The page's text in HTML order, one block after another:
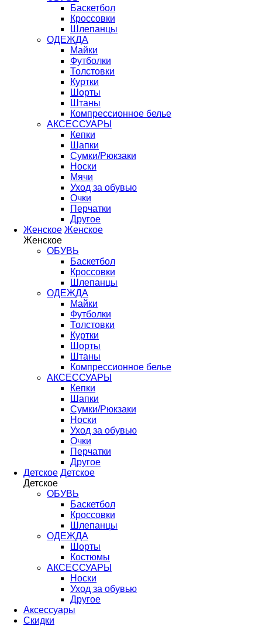
Баскетбол
Кроссовки
Шлепанцы
ОДЕЖДА
Майки
Футболки
Толстовки
Куртки
Шорты
Штаны
Компрессионное белье
АКСЕССУАРЫ
Кепки
Шапки
Сумки/Рюкзаки
Носки
Мячи
Уход за обувью
Очки
Перчатки
Другое
Женское Женское
Женское
ОБУВЬ
Баскетбол
Кроссовки
Шлепанцы
ОДЕЖДА
Майки
Футболки
Толстовки
Куртки
Шорты
Штаны
Компрессионное белье
АКСЕССУАРЫ
Кепки
Шапки
Сумки/Рюкзаки
Носки
Уход за обувью
Очки
Перчатки
Другое
Детское Детское
Детское
ОБУВЬ
Баскетбол
Кроссовки
Шлепанцы
ОДЕЖДА
Шорты
Костюмы
АКСЕССУАРЫ
Носки
Уход за обувью
Другое
Аксессуары
Скидки